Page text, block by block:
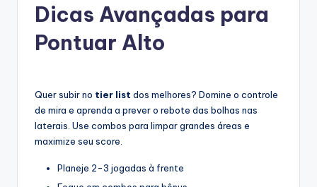
Dicas Avançadas para
Pontuar Alto
Quer subir no tier list dos melhores? Domine o controle
de mira e aprenda a prever o rebote das bolhas nas
laterais. Use combos para limpar grandes áreas e
maximize seu score.
Planeje 2-3 jogadas à frente